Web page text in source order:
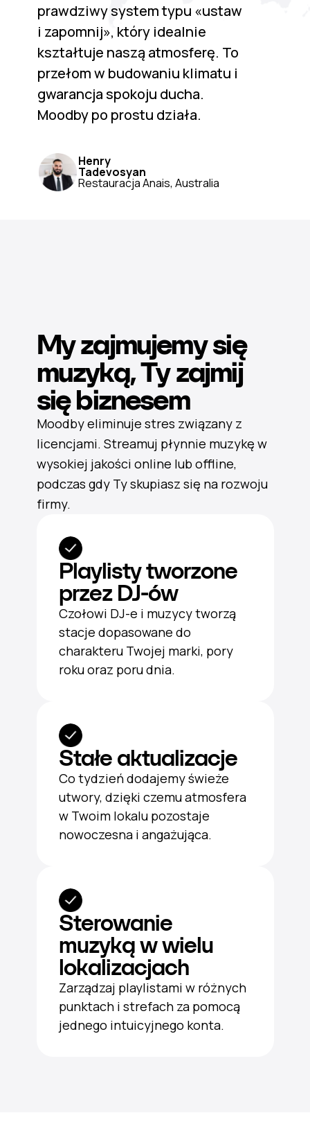
prawdziwy system typu «ustaw
i zapomnij», który idealnie
kształtuje naszą atmosferę. To
przełom w budowaniu klimatu i
gwarancja spokoju ducha.
Moodby po prostu działa.
Henry
Tadevosyan
Restauracja Anais, Australia
My zajmujemy się
muzyką, Ty zajmij
się biznesem
Moodby eliminuje stres związany z
licencjami. Streamuj płynnie muzykę w
wysokiej jakości online lub offline,
podczas gdy Ty skupiasz się na rozwoju
firmy.
Playlisty tworzone
przez DJ-ów
Czołowi DJ-e i muzycy tworzą
stacje dopasowane do
charakteru Twojej marki, pory
roku oraz poru dnia.
Stałe aktualizacje
Co tydzień dodajemy świeże
utwory, dzięki czemu atmosfera
w Twoim lokalu pozostaje
nowoczesna i angażująca.
Sterowanie
muzyką w wielu
lokalizacjach
Zarządzaj playlistami w różnych
punktach i strefach za pomocą
jednego intuicyjnego konta.